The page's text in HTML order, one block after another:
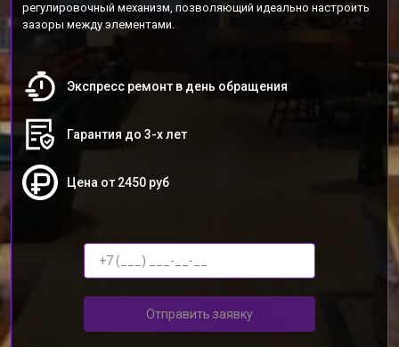
регулировочный механизм, позволяющий идеально настроить
зазоры между элементами.
Экспресс ремонт в день обращения
Гарантия до 3-х лет
Цена от 2450 руб
Отправить заявку